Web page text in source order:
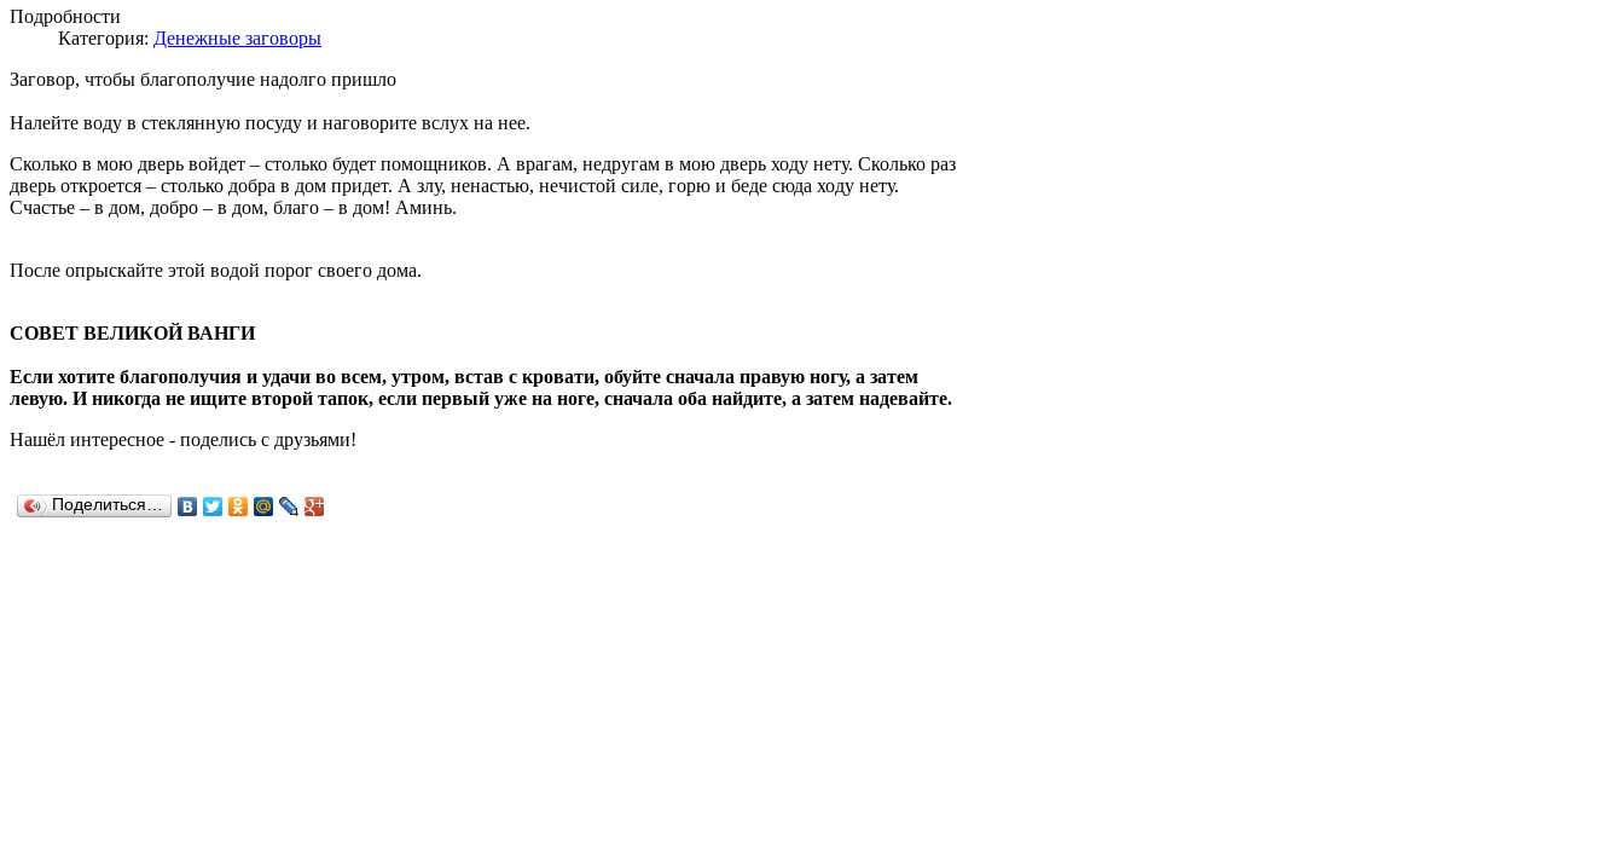
Подробности
Категория: Денежные заговоры
Заговор, чтобы благополучие надолго пришло
Налейте воду в стеклянную посуду и наговорите вслух на нее.
Сколько в мою дверь войдет – столько будет помощников. А врагам, недругам в мою дверь ходу нету. Сколько раз
дверь откроется – столько добра в дом придет. А злу, ненастью, нечистой силе, горю и беде сюда ходу нету.
Счастье – в дом, добро – в дом, благо – в дом! Аминь.
После опрыскайте этой водой порог своего дома.
СОВЕТ ВЕЛИКОЙ ВАНГИ
Если хотите благополучия и удачи во всем, утром, встав с кровати, обуйте сначала правую ногу, а затем
левую. И никогда не ищите второй тапок, если первый уже на ноге, сначала оба найдите, а затем надевайте.
Нашёл интересное - поделись с друзьями!
Поделиться…